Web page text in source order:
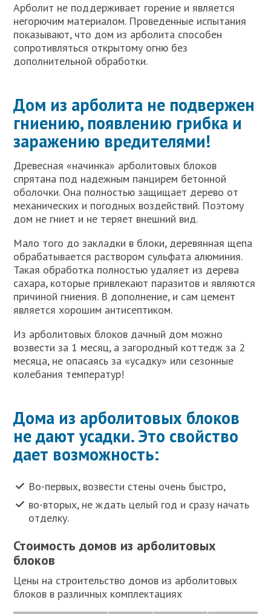
Арболит не поддерживает горение и является
негорючим материалом. Проведенные испытания
показывают, что дом из арболита способен
сопротивляться открытому огню без
дополнительной обработки.
Дом из арболита не подвержен
гниению, появлению грибка и
заражению вредителями!
Древесная «начинка» арболитовых блоков
спрятана под надежным панцирем бетонной
оболочки. Она полностью защищает дерево от
механических и погодных воздействий. Поэтому
дом не гниет и не теряет внешний вид.
Мало того до закладки в блоки, деревянная щепа
обрабатывается раствором сульфата алюминия.
Такая обработка полностью удаляет из дерева
сахара, которые привлекают паразитов и являются
причиной гниения. В дополнение, и сам цемент
является хорошим антисептиком.
Из арболитовых блоков дачный дом можно
возвести за 1 месяц, а загородный коттедж за 2
месяца, не опасаясь за «усадку» или сезонные
колебания температур!
Дома из арболитовых блоков
не дают усадки. Это свойство
дает возможность:
Во-первых, возвести стены очень быстро,
во-вторых, не ждать целый год и сразу начать
отделку.
Стоимость домов из арболитовых
блоков
Цены на строительство домов из арболитовых
блоков в различных комплектациях